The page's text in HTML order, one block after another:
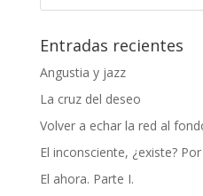
Entradas recientes
Angustia y jazz
La cruz del deseo
Volver a echar la red al
El inconsciente, ¿existe?
El ahora. Parte I.